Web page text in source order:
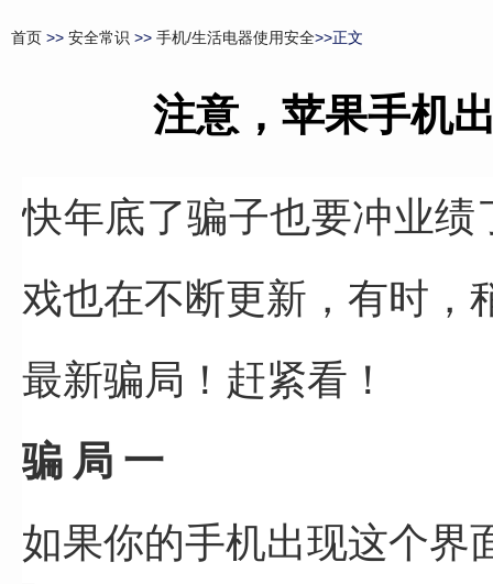
首页 >> 安全常识 >> 手机/生活电器使用安全>>正文
注意，苹果手机
快年底了骗子也要冲业绩
戏也在不断更新， 有时，
最新骗局！赶紧看！
骗 局 一
如果你的手机出现这个界